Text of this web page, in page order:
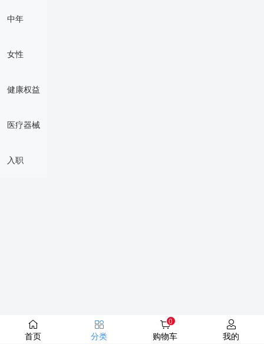
中年
女性
健康权益
医疗器械
入职
首页 分类
0
购物车
我的